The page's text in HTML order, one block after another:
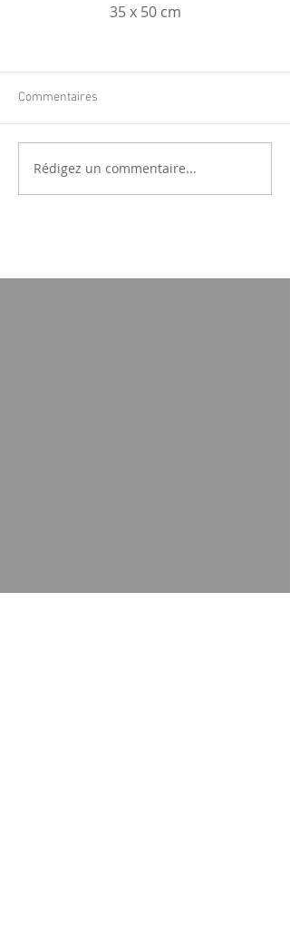
35 x 50 cm
Commentaires
Rédigez un commentaire...